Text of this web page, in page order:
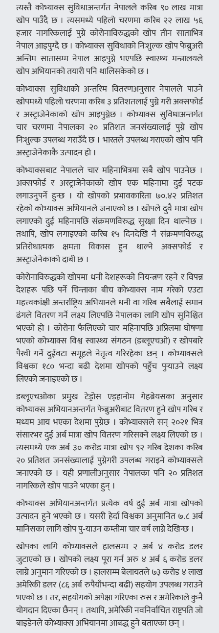
त्यस्तै कोभ्याक्स सुविधाअन्तर्गत नेपालले करिब ९० लाख मात्रा
खोप पाउँदै छ । त्यसमध्ये पहिलो चरणमा करिब २२ लाख ५६
हजार नागरिकलाई पुग्ने कोरोनाविरुद्धको खोप तीन साताभित्र
नेपाल आइपुग्दै छ । कोभ्याक्स सुविधाको निःशुल्क खोप फेब्रुअरी
अन्तिम सातासम्म नेपाल आइपुग्ने भएपछि स्वास्थ्य मन्त्रालयले
खोप अभियानको तयारी पनि थालिसकेको छ ।
कोभ्याक्स सुविधाको अन्तरिम वितरणअनुसार नेपालले पाउने
खोपमध्ये पहिलो चरणमा करिब ३ प्रतिशतलाई पुग्ने गरी अक्सफोर्ड
र अस्ट्राजेनेकाको खोप आइपुग्नेछ । कोभ्याक्स सुविधाअन्तर्गत
चार चरणमा नेपालका २० प्रतिशत जनसंख्यालाई पुग्ने खोप
निःशुल्क उपलब्ध गराउँदै छ । भारतले उपलब्ध गराएको खोप पनि
अस्ट्राजेनेकाकै उत्पादन हो ।
कोभ्याक्सबाट नेपालले चार महिनाभित्रमा सबै खोप पाउनेछ ।
अक्सफोर्ड र अस्ट्राजेनेकाको खोप एक महिनामा दुई पटक
लगाउनुपर्ने हुन्छ । यो खोपको प्रभावकारिता ७०.४२ प्रतिशत
रहेको कोभ्याक्स अभियानले जनाएको छ । खोपले दुवै मात्रा खोप
लगाएको दुई महिनापछि संक्रमणविरुद्ध सुरक्षा दिन थाल्नेछ ।
तथापि, खोप लगाइएको करिब १५ दिनदेखि नै संक्रमणविरुद्ध
प्रतिरोधात्मक क्षमता विकास हुन थाल्ने अक्सफोर्ड र
अस्ट्राजेनेकाको दाबी छ ।
कोरोनाविरुद्धको खोपमा धनी देशहरूको नियन्त्रण रहने र विपन्न
देशहरू पछि पर्ने चिन्ताका बीच कोभ्याक्स नाम गरेको एउटा
महत्त्वकांक्षी अन्तर्राष्ट्रिय अभियानले धनी वा गरिब सबैलाई समान
ढंगले वितरण गर्ने लक्ष्य लिएपछि नेपालका लागि खोप सुनिश्चित
भएको हो । कोरोना फैलिएको चार महिनापछि अप्रिलमा घोषणा
भएको कोभ्याक्स विश्व स्वास्थ्य संगठन (डब्लूएचओ) र खोपबारे
पैरवी गर्ने दुईवटा समूहले नेतृत्व गरिरहेका छन् । कोभ्याक्सले
विश्वका १८० भन्दा बढी देशमा खोपको पहुँच पुर्‍याउने लक्ष्य
लिएको जनाइएको छ ।
डब्लूएचओका प्रमुख टेड्रोस एड्हानोम गेहब्रेयसका अनुसार
कोभ्याक्स अभियानअन्तर्गत फेब्रुअरीबाट वितरण हुने खोप गरिब र
मध्यम आय भएका देशमा पुग्नेछ । कोभ्याक्सले सन् २०२१ भित्र
संसारभर दुई अर्ब मात्रा खोप वितरण गरिसक्ने लक्ष्य लिएको छ ।
त्यसमध्ये एक अर्ब ३० करोड मात्रा खोप ९२ गरिब देशका करिब
२० प्रतिशत जनसंख्यालाई पुग्नेगरी उपलब्ध गराइने कोभ्याक्सले
जनाएको छ । यही प्रणालीअनुसार नेपालका पनि २० प्रतिशत
नागरिकले खोप पाउने भएका हुन् ।
कोभ्याक्स अभियानअन्तर्गत प्रत्येक वर्ष दुई अर्ब मात्रा खोपको
उत्पादन हुने भएको छ । यसरी हेर्दा विश्वका अनुमानित ७.८ अर्ब
मानिसका लागि खोप पु‑याउन कम्तीमा चार वर्ष लाग्ने देखिन्छ ।
खोपका लागि कोभ्याक्सले हालसम्म २ अर्ब ४ करोड डलर
जुटाएको छ । खोपको लक्ष्य पूरा गर्न अरु ४ अर्ब ६ करोड डलर
लाग्ने अनुमान गरिएको छ । हालसम्म बेलायतले ७३ करोड ४ लाख
अमेरिकी डलर (८६ अर्ब रुपैयाँभन्दा बढी) सहयोग उपलब्ध गराउने
भएको छ । तर, सहयोगको अपेक्षा गरिएका रुस र अमेरिकाले कुनै
योगदान दिएका छैनन् । तथापि, अमेरिकी नवनिर्वाचित राष्ट्रपति जो
बाइडेनले कोभ्याक्स अभियानमा आबद्ध हुने बताएका छन् ।